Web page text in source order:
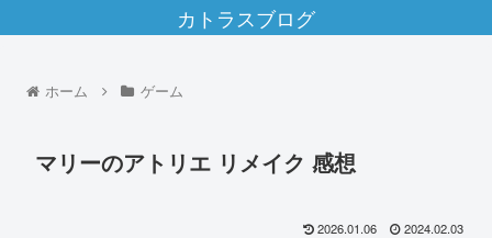
カトラスブログ
ホーム ゲーム
マリーのアトリエ リメイク 感想
2026.01.06 2024.02.03